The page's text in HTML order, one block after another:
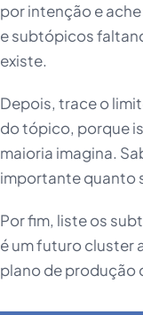
por intenção e
e subtópicos
existe.
Depois, trace o
do tópico, porque
maioria imagina.
importante quanto
Por fim, liste os
é um futuro cluster
plano de produção